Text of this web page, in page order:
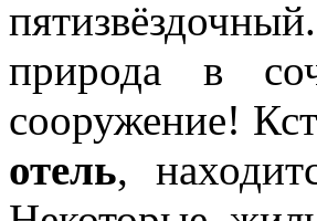
природа в
сооружение!
отель,